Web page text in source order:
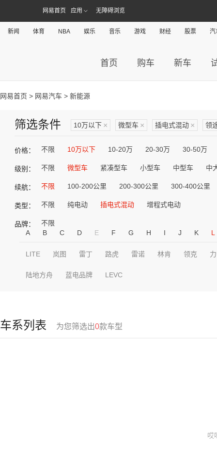
网易首页 应用 无障碍浏览
新闻 体育 NBA 娱乐 音乐 游戏 财经 股票 汽
首页 购车 新车
网易首页 > 网易汽车 > 新能源
筛选条件 10万以下 × 微型车 × 插电式混动 × 领
价格： 不限 10万以下 10-20万 20-30万 30-50万
级别： 不限 微型车 紧凑型车 小型车 中型车 中
续航： 不限 100-200公里 200-300公里 300-400公里
类型： 不限 纯电动 插电式混动 增程式电动
品牌：
不限
A
B C D E F G H I J K L
LITE 岚图 雷丁 路虎 雷诺 林肯 领克
陆地方舟 蓝电品牌 LEVC
车系列表 为您筛选出0款车型
哎